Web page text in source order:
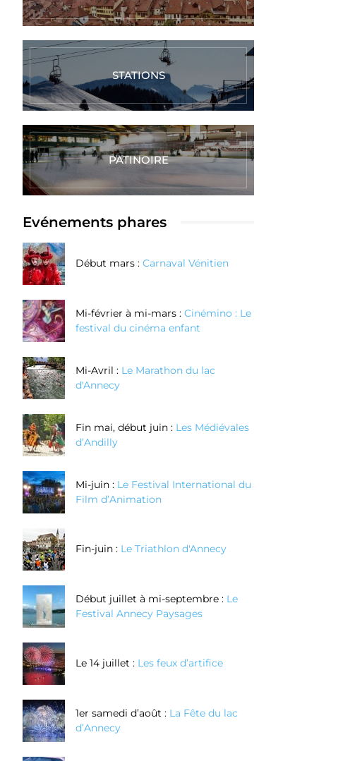
STATIONS
PATINOIRE
Evénements phares
Début mars : Carnaval Vénitien
Mi-février à mi-mars : Cinémino : Le
festival du cinéma enfant
Mi-Avril : Le Marathon du lac
d'Annecy
Fin mai, début juin : Les Médiévales
d’Andilly
Mi-juin : Le Festival International du
Film d’Animation
Fin-juin : Le Triathlon d'Annecy
Début juillet à mi-septembre : Le
Festival Annecy Paysages
Le 14 juillet : Les feux d’artifice
1er samedi d’août : La Fête du lac
d’Annecy